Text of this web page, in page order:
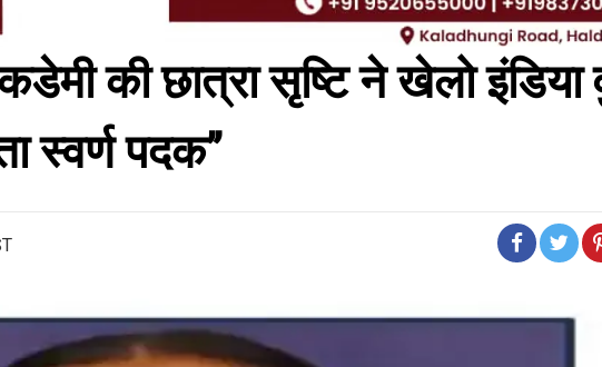
की छात्रा सृष्टि ने खेलो
पदक’’